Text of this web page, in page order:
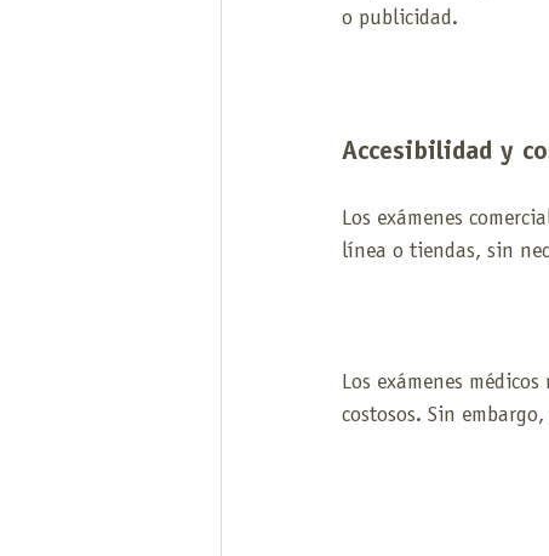
o publicidad.
Accesibilidad y
Los exámenes
línea o tiendas, sin
Los exámenes
costosos. Sin